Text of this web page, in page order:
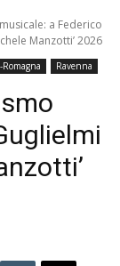
a Federico
Manzotti’ 2026
Ravenna